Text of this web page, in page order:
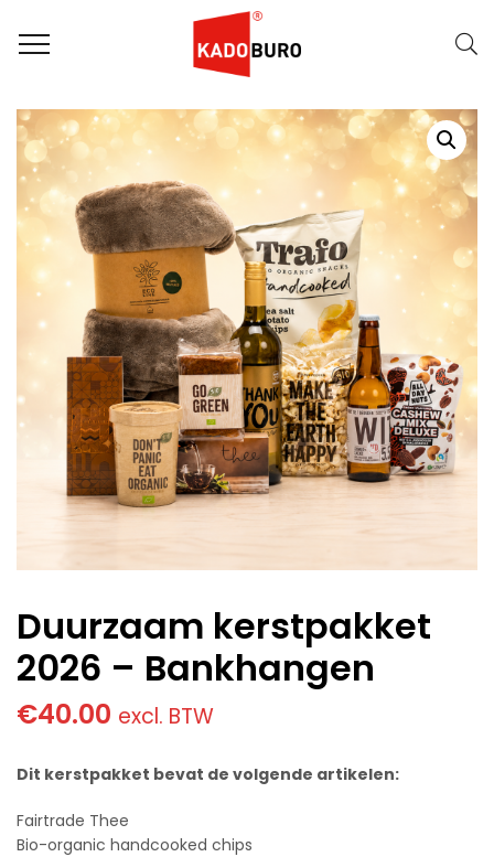
Home
Kerstpakketten - Duurzaam
Duurzaam kerstpakket 2026 – Bankhangen
Duurzaam kerstpakket
2026 – Bankhangen
€40.00 excl. BTW
Dit kerstpakket bevat de volgende artikelen:
Fairtrade Thee
Bio-organic handcooked chips